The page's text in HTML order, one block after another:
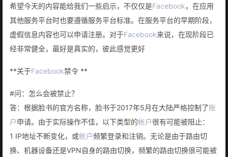
希望今天的内容能给我们一些启示，不仅仅是Facebook，在应用
其他服务平台时也要遵循服务平台标准。在服务平台的早期阶段，
虚假信息内容也可以申请注册。对于Facebook来说，在现阶段已
经非常健全，最好是真实的，彼此感觉更好
**关于Facebook禁令 **
#问：怎么会被禁止？
答：根据脸书的官方名称，脸书于2017年5月在大陆严格控制了账
户申请。由于实际操作不佳，以下类型的帐户很有可能被阻止：
1 IP地址不断变化，或帐户频繁登录和注销。无论是由于路由切
换、机器设备还是VPN自身的路由切换，频繁的路由切换很可能被